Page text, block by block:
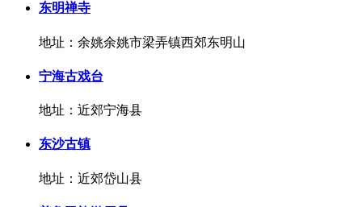
东明禅寺
地址：余姚余姚市梁弄镇西郊东明山
宁海古戏台
地址：近郊宁海县
东沙古镇
地址：近郊岱山县